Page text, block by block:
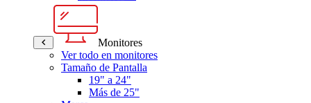
Monitores
Ver todo en monitores
Tamaño de Pantalla
19" a 24"
Más de 25"